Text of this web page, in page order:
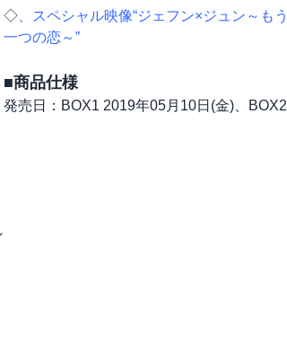
◇ 、スペシャル映像“ジェフン×ジュン～もう
一つの恋～”
■商品仕様
発売日：BOX1 2019年05月10日(金)、BOX2